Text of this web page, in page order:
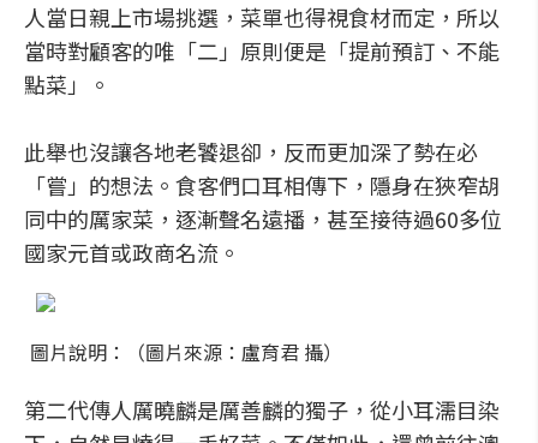
人當日親上市場挑選，菜單也得視食材而定，所以
當時對顧客的唯「二」原則便是「提前預訂、不能
點菜」。
此舉也沒讓各地老饕退卻，反而更加深了勢在必
「嘗」的想法。食客們口耳相傳下，隱身在狹窄胡
同中的厲家菜，逐漸聲名遠播，甚至接待過60多位
國家元首或政商名流。
圖片說明：（圖片來源：盧育君 攝）
第二代傳人厲曉麟是厲善麟的獨子，從小耳濡目染